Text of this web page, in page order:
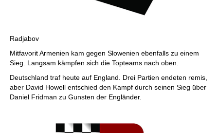
Radjabov
Mitfavorit Armenien kam gegen Slowenien ebenfalls zu einem
Sieg. Langsam kämpfen sich die Topteams nach oben.
Deutschland traf heute auf England. Drei Partien endeten remis,
aber David Howell entschied den Kampf durch seinen Sieg über
Daniel Fridman zu Gunsten der Engländer.